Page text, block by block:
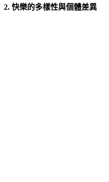
2. 快樂的多樣性與個體差異